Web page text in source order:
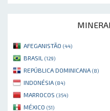
AFEGANISTÃO (44)
BRASIL (129)
REPÚBLICA DOMINICANA (8)
INDONÉSIA (84)
MARROCOS (354)
MÉXICO (51)